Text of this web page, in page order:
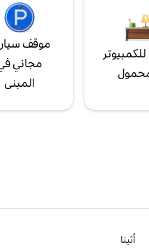
موقف
مجاني
المبنى
أثينا